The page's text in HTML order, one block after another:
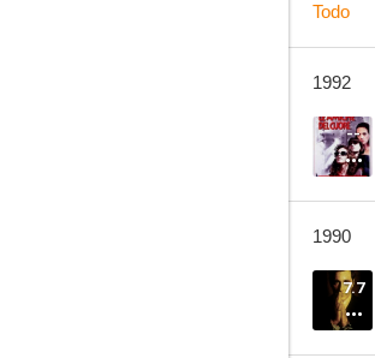
Todo
1992
--
1990
7.7